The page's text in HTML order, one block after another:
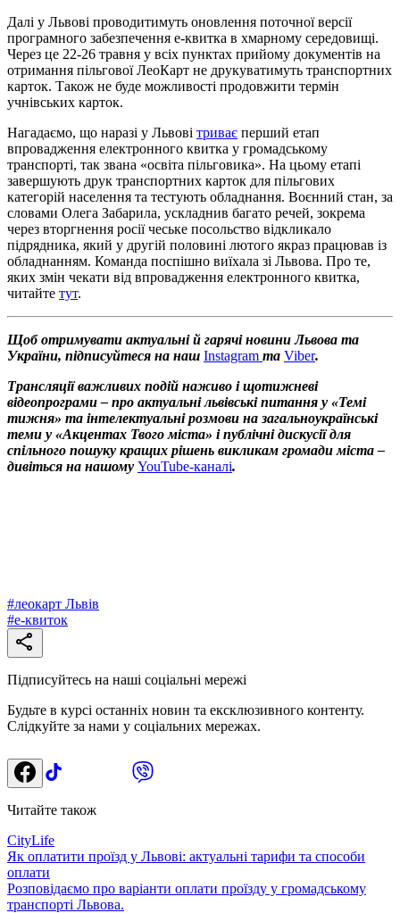
Далі у Львові проводитимуть оновлення поточної версії
програмного забезпечення е-квитка в хмарному середовищі.
Через це 22-26 травня у всіх пунктах прийому документів на
отримання пільгової ЛеоКарт не друкуватимуть транспортних
карток. Також не буде можливості продовжити термін
учнівських карток.
Нагадаємо, що наразі у Львові триває перший етап
впровадження електронного квитка у громадському
транспорті, так звана «освіта пільговика». На цьому етапі
завершують друк транспортних карток для пільгових
категорій населення та тестують обладнання. Воєнний стан, за
словами Олега Забарила, ускладнив багато речей, зокрема
через вторгнення росії чеське посольство відкликало
підрядника, який у другій половині лютого якраз працював із
обладнанням. Команда поспішно виїхала зі Львова. Про те,
яких змін чекати від впровадження електронного квитка,
читайте тут.
Щоб отримувати актуальні й гарячі новини Львова та
України, підписуйтеся на наш Instagram та Viber.
Трансляції важливих подій наживо і щотижневі
відеопрограми – про актуальні львівські питання у «Темі
тижня» та інтелектуальні розмови на загальноукраїнські
теми у «Акцентах Твого міста» і публічні дискусії для
спільного пошуку кращих рішень викликам громади міста –
дивіться на нашому YouTube-каналі.
#леокарт Львів
#е-квиток
Підписуйтесь на наші соціальні мережі
Будьте в курсі останніх новин та ексклюзивного контенту.
Слідкуйте за нами у соціальних мережах.
Читайте також
CityLife
Як оплатити проїзд у Львові: актуальні тарифи та способи
оплати
Розповідаємо про варіанти оплати проїзду у громадському
транспорті Львова.